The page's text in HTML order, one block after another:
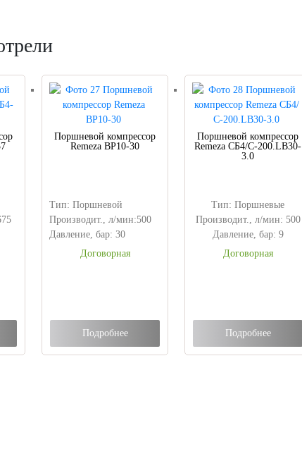
Поршневой компрессор
Remeza ВР10-30
Тип: Поршневой
Производит., л/мин:500
Давление, бар: 30
Договорная
Подробнее
Поршневой компрессор
Remeza СБ4/С-200.LB30-
3.0
Тип: Поршневые
Производит., л/мин: 500
Давление, бар: 9
Договорная
Подробнее